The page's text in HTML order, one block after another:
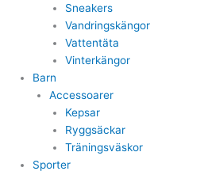
Sneakers
Vandringskängor
Vattentäta
Vinterkängor
Barn
Accessoarer
Kepsar
Ryggsäckar
Träningsväskor
Sporter